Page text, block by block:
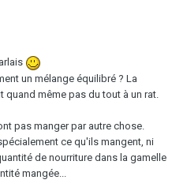
un mélange équilibré ? La
même pas du tout à un rat.
pas manger par autre chose.
ce qu'ils mangent, ni
de nourriture dans la gamelle
mangée...